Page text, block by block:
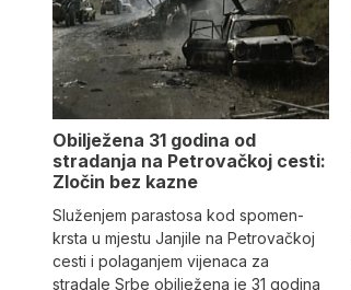
Obilježena 31 godina od
stradanja na Petrovačkoj cesti:
Zločin bez kazne
Služenjem parastosa kod spomen-
krsta u mjestu Janjile na Petrovačkoj
cesti i polaganjem vijenaca za
stradale Srbe obilježena je 31 godina